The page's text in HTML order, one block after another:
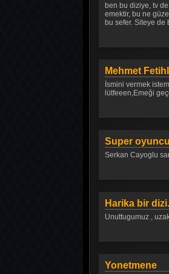
ben bu diziye, tv
emektir, bu ne
bu sefer. Siteye de
Mehmet
İsmini vermek
lütfeeen,Emeği
Super
Serkan Cayoglu
Harika bir dizi.
Unuttugumuz ,
Yonetmene